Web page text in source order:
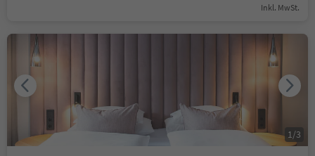
Inkl. MwSt.
1 /3